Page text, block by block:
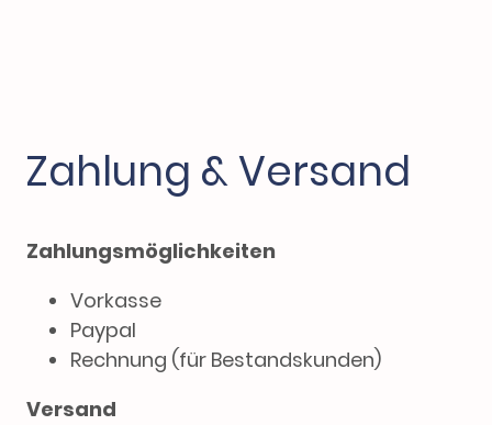
Zahlung & Versand
Zahlungsmöglichkeiten
Vorkasse
Paypal
Rechnung (für Bestandskunden)
Versand